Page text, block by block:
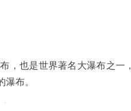
，也是世界著名大瀑布之一
布。